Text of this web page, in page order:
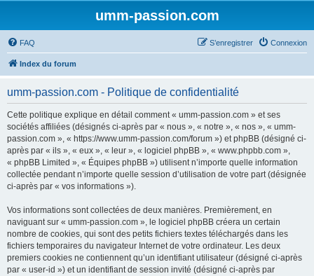
umm-passion.com
FAQ Connexion
S’enregistrer
Index du forum
umm-passion.com - Politique de confidentialité
Cette politique explique en détail comment « umm-passion.com » et ses
sociétés affiliées (désignés ci-après par « nous », « notre », « nos », « umm-
passion.com », « https://www.umm-passion.com/forum ») et phpBB (désigné ci-
après par « ils », « eux », « leur », « logiciel phpBB », « www.phpbb.com »,
« phpBB Limited », « Équipes phpBB ») utilisent n’importe quelle information
collectée pendant n’importe quelle session d’utilisation de votre part (désignée
ci-après par « vos informations »).
Vos informations sont collectées de deux manières. Premièrement, en
naviguant sur « umm-passion.com », le logiciel phpBB créera un certain
nombre de cookies, qui sont des petits fichiers textes téléchargés dans les
fichiers temporaires du navigateur Internet de votre ordinateur. Les deux
premiers cookies ne contiennent qu’un identifiant utilisateur (désigné ci-après
par « user-id ») et un identifiant de session invité (désigné ci-après par